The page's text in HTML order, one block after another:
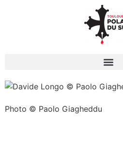
Photo © Paolo Giagheddu